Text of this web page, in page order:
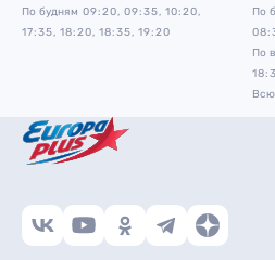
По будням 09:20, 09:35, 10:20,
17:35, 18:20, 18:35, 19:20
По
По